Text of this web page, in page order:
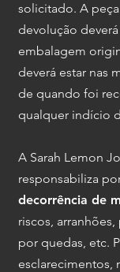
solicitado. A
devolução
embalagem
deverá estar nas
de quando foi
qualquer indício
A Sarah Lemon
responsabiliza
decorrência de
riscos,
por quedas, etc.
esclarecimentos,